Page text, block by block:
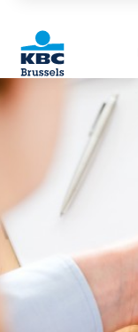
Entrepreneurs